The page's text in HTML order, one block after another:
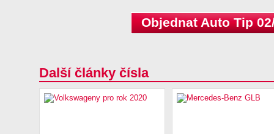
Objednat Auto Tip
Další články čísla